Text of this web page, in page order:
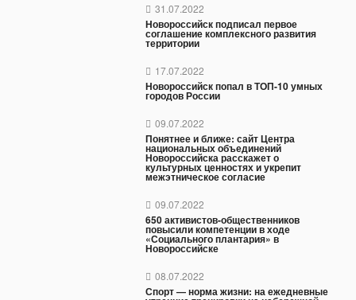
Новороссийск подписал первое
соглашение комплексного развития
территории
31.07.2022
Новороссийск попал в ТОП-10 умных
городов России
17.07.2022
Понятнее и ближе: сайт Центра
национальных объединений
Новороссийска расскажет о
культурных ценностях и укрепит
межэтническое согласие
09.07.2022
650 активистов-общественников
повысили компетенции в ходе
«Социального плантария» в
Новороссийске
09.07.2022
Спорт — норма жизни: на ежедневные
08.07.2022